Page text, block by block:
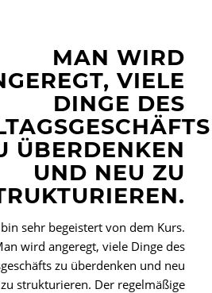
MAN WIRD
VIELE
DINGE DES
ÜBERDENKEN
UND NEU ZU
sehr begeistert von dem Kurs.
wird angeregt, viele Dinge des
zu überdenken und neu
zu strukturieren. Der regelmäßige